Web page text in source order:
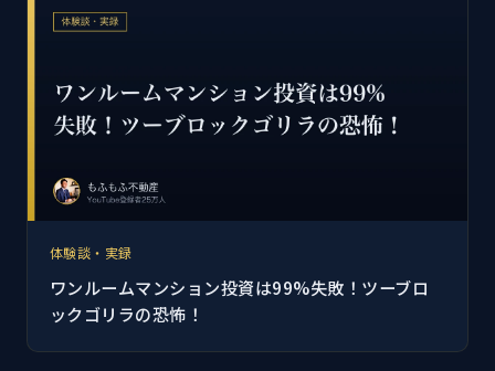
体験談・実録
ワンルームマンション投資は99%失敗！ツーブロ
ックゴリラの恐怖！